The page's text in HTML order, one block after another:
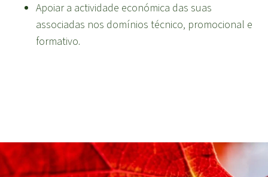
Apoiar a actividade económica das suas
associadas nos domínios técnico, promocional e
formativo.